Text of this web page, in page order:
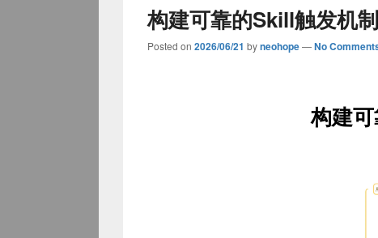
构建可靠的Skill触发机制
Posted on 2026/06/21 byneohope—No
构建